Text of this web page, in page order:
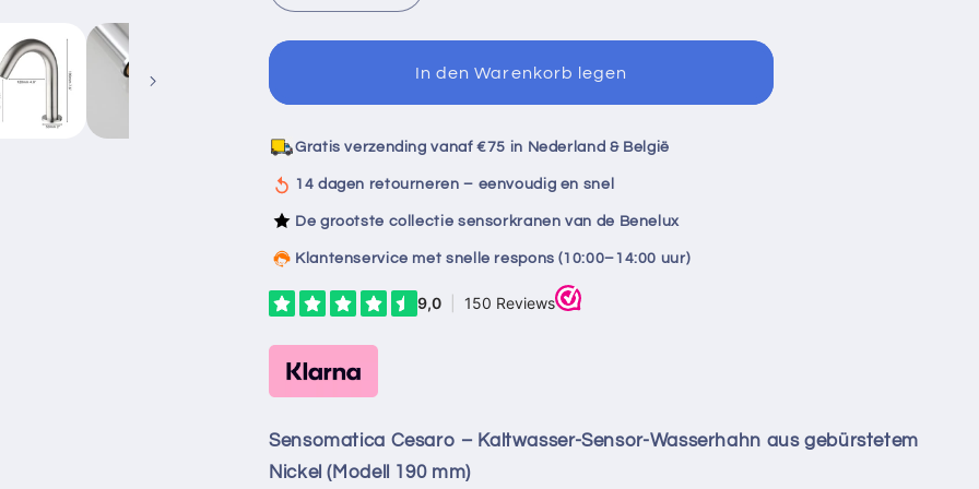
die
Menge
Kaltwasser-
Wasserhahn
aus
gebürstetem
Nickel,
190
die
Menge
für
Kaltwasser-
Sensor-
Wasserhahn
aus
Nickel,
190
In den Warenkorb legen
Gratis verzending vanaf €75 in Nederland & België
14 dagen retourneren – eenvoudig en snel
De grootste collectie sensorkranen van de Benelux
Klantenservice met snelle respons (10:00–14:00 uur)
Sensomatica Cesaro – Kaltwasser-Sensor-Wasserhahn aus gebürstetem
Nickel (Modell 190 mm)